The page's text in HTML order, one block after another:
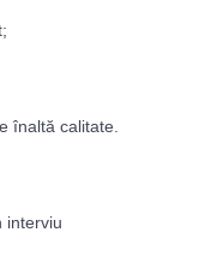
înaltă calitate.
interviu